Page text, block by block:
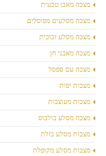
מצבה מאבן טבעית
מצבה מסלעים מפוסלים
מצבה מסלע זכוכית
מצבה מאבני חן
מצבה עם ספסל
מצבות יפות
מצבות מעוצבות
מצבה מסלע בולבוס
מצבות מסלע בזלת
מצבות מסלע מקופלת